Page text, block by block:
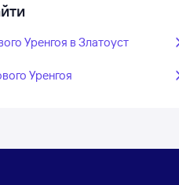
Уренгоя в Златоуст
Уренгоя